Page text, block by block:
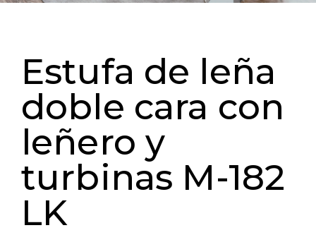
Estufa de leña
doble cara con
leñero y
turbinas M-182
LK